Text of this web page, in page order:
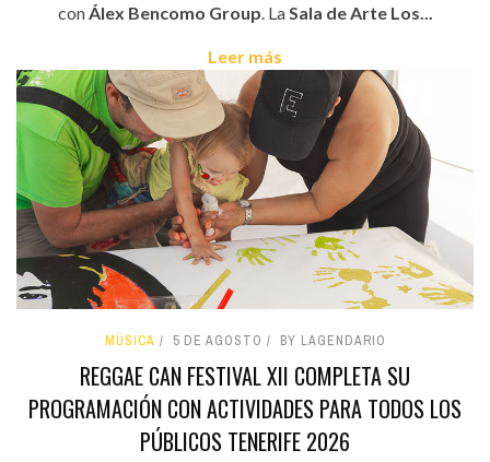
conÁlex Bencomo Group. LaSala de Arte Los...
Leer más
MÚSICA 5 DE AGOSTO BY LAGENDARIO
REGGAE CAN FESTIVAL XII COMPLETA SU
PROGRAMACIÓN CON ACTIVIDADES PARA TODOS LOS
PÚBLICOS TENERIFE 2026